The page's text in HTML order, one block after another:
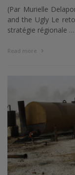
(Par Murielle
and the Ugly Le
stratégie régionale …
Read more